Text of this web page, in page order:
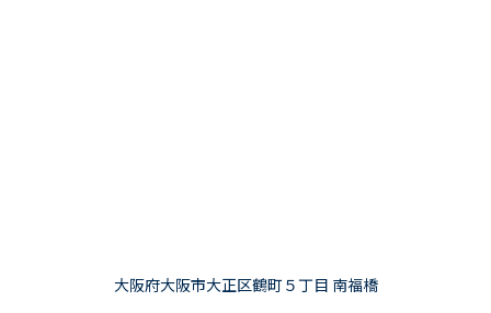
大阪府大阪市大正区鶴町５丁目 南福橋